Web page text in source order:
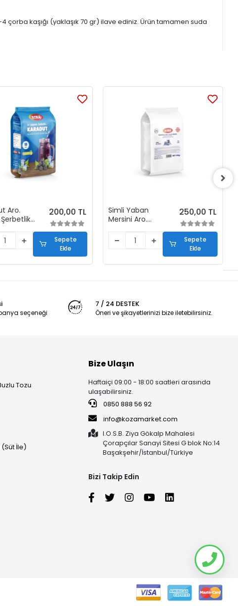
çorba kaşığı (yaklaşık 70 gr) ilave ediniz. Ürün tamamen suda
Aro.
200,00 TL
Sepete
Ekle
Simli Yaban
Mersini Aro.
İçecek Tozu
(450 gr)
250,00 TL
Sepete
Ekle
seçeneği
7 / 24 DESTEK
Öneri ve şikayetlerinizi bize iletebilirsiniz.
Tozu
İle)
Bize Ulaşın
Haftaiçi 09:00 - 18:00 saatleri arasında
ulaşabilirsiniz.
0850 888 56 92
info@kozamarket.com
I.O.S.B. Ziya Gökalp Mahalesi
Çorapçılar Sanayi Sitesi G blok No:14
Başakşehir/İstanbul/Türkiye
Bizi Takip Edin